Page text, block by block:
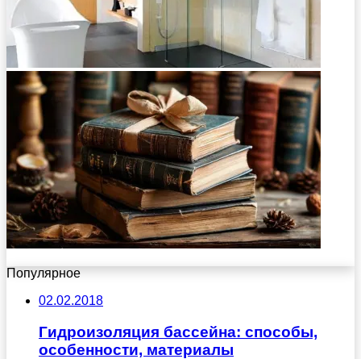
Популярное
02.02.2018
Гидроизоляция бассейна: способы,
особенности, материалы